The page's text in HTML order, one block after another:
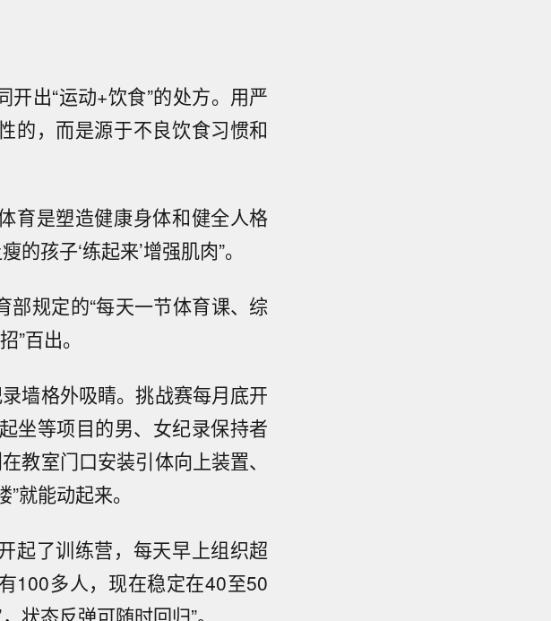
出“运动+饮食”的处方。用严
的，而是源于不良饮食习惯和
育是塑造健康身体和健全人格
的孩子‘练起来’增强肌肉”。
规定的“每天一节体育课、综
”百出。
墙格外吸睛。挑战赛每月底开
坐等项目的男、女纪录保持者
教室门口安装引体向上装置、
就能动起来。
起了训练营，每天早上组织超
100多人，现在稳定在40至50
状态反弹可随时回归”。